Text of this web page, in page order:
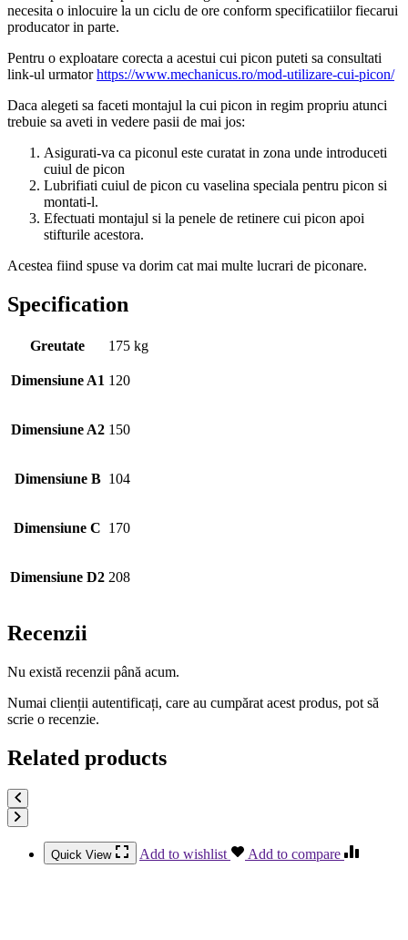
necesita o inlocuire la un ciclu de ore conform specificatiilor fiecarui
producator in parte.
Pentru o exploatare corecta a acestui cui picon puteti sa consultati
link-ul urmatorhttps://www.mechanicus.ro/mod-utilizare-cui-picon/
Daca alegeti sa faceti montajul la cui picon in regim propriu atunci
trebuie sa aveti in vedere pasii de mai jos:
Asigurati-va ca piconul este curatat in zona unde introduceti
cuiul de picon
Lubrifiati cuiul de picon cu vaselina speciala pentru picon si
montati-l.
Efectuati montajul si la penele de retinere cui picon apoi
stifturile acestora.
Acestea fiind spuse va dorim cat mai multe lucrari de piconare.
Specification
Greutate 175 kg
Dimensiune A1 120
Dimensiune A2 150
Dimensiune B 104
Dimensiune C 170
Dimensiune D2 208
Recenzii
Nu există recenzii până acum.
Numai clienții autentificați, care au cumpărat acest produs, pot să
scrie o recenzie.
Related products
Quick View Add to wishlist Add to compare